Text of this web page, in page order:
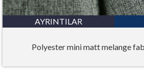
AYRINTILAR
Polyester mini matt melange